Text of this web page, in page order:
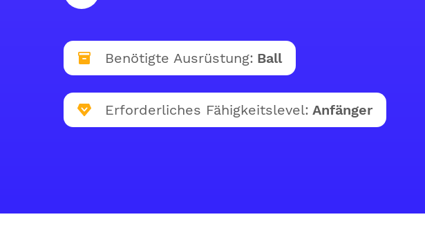
Benötigte Ausrüstung: Ball
Erforderliches Fähigkeitslevel: Anfänger